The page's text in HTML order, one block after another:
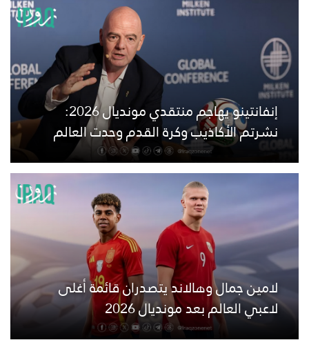
إنفانتينو يهاجم منتقدي مونديال 2026:
نشرتم الأكاذيب وكرة القدم وحدت العالم
لامين جمال وهالاند يتصدران قائمة أغلى
لاعبي العالم بعد مونديال 2026